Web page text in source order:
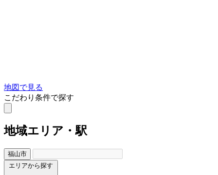
地図で見る
こだわり条件で探す
地域エリア・駅
福山市
エリアから探す